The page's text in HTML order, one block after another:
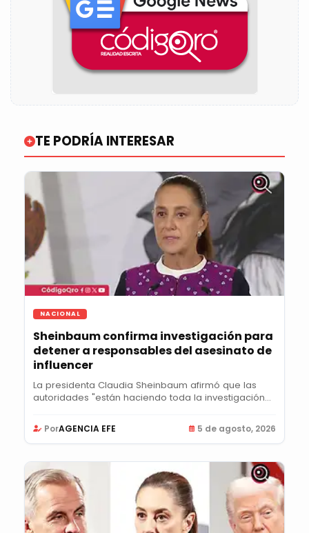
TE PODRÍA INTERESAR
NACIONAL
Sheinbaum confirma investigación para
detener a responsables del asesinato de
influencer
La presidenta Claudia Sheinbaum afirmó que las
autoridades "están haciendo toda la investigación...
PorAGENCIA EFE 5 de agosto, 2026